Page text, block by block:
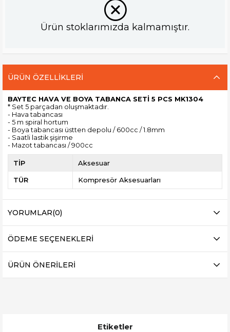
Ürün stoklarımızda kalmamıştır.
ÜRÜN ÖZELLIKLERI
BAYTEC HAVA VE BOYA TABANCA SETİ 5 PCS MK1304
* Set 5 parçadan oluşmaktadır.
- Hava tabancası
- 5 m spiral hortum
- Boya tabancası üstten depolu / 600cc / 1.8mm
- Saatli lastik şişirme
- Mazot tabancası / 900cc
TİP Aksesuar
TÜR Kompresör Aksesuarları
YORUMLAR(0)
ÖDEME SEÇENEKLERI
ÜRÜN ÖNERILERI
Etiketler